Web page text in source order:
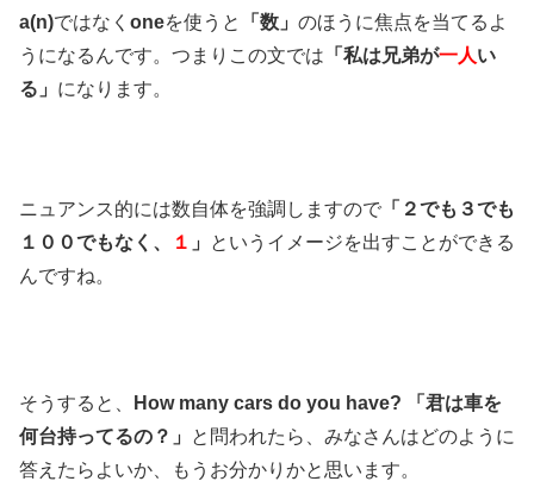
a(n)ではなく oneを使うと 「数」 のほうに焦点を当てるよ
うになるんです。つまりこの文では 「私は兄弟が一人い
る」 になります。
ニュアンス的には数自体を強調しますので 「２でも３でも
１００でもなく、
１ 」
というイメージを出すことができる
んですね。
そうすると、
How many cars do you have? 「君は車を
何台持ってるの？」
と問われたら、みなさんはどのように
答えたらよいか、もうお分かりかと思います。